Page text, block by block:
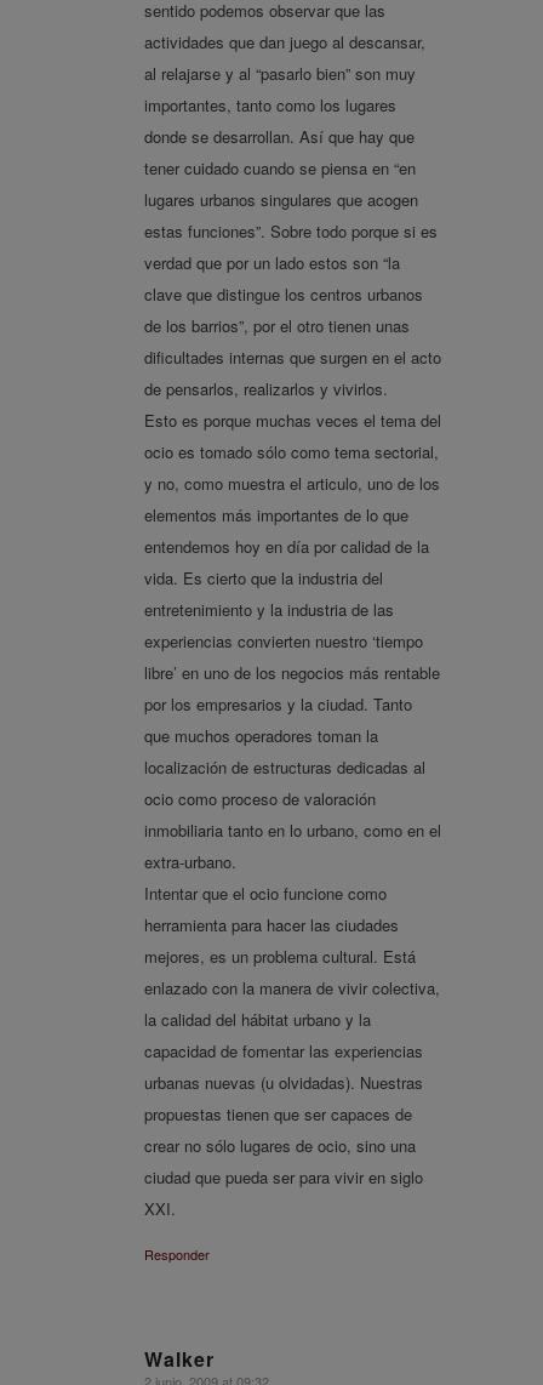
sentido podemos observar que las
actividades que dan juego al descansar,
al relajarse y al “pasarlo bien” son muy
importantes, tanto como los lugares
donde se desarrollan. Así que hay que
tener cuidado cuando se piensa en “en
lugares urbanos singulares que acogen
estas funciones”. Sobre todo porque si es
verdad que por un lado estos son “la
clave que distingue los centros urbanos
de los barrios”, por el otro tienen unas
dificultades internas que surgen en el acto
de pensarlos, realizarlos y vivirlos.
Esto es porque muchas veces el tema del
ocio es tomado sólo como tema sectorial,
y no, como muestra el articulo, uno de los
elementos más importantes de lo que
entendemos hoy en día por calidad de la
vida. Es cierto que la industria del
entretenimiento y la industria de las
experiencias convierten nuestro ‘tiempo
libre’ en uno de los negocios más rentable
por los empresarios y la ciudad. Tanto
que muchos operadores toman la
localización de estructuras dedicadas al
ocio como proceso de valoración
inmobiliaria tanto en lo urbano, como en el
extra-urbano.
Intentar que el ocio funcione como
herramienta para hacer las ciudades
mejores, es un problema cultural. Está
enlazado con la manera de vivir colectiva,
la calidad del hábitat urbano y la
capacidad de fomentar las experiencias
urbanas nuevas (u olvidadas). Nuestras
propuestas tienen que ser capaces de
crear no sólo lugares de ocio, sino una
ciudad que pueda ser para vivir en siglo
XXI.
Responder
Walker